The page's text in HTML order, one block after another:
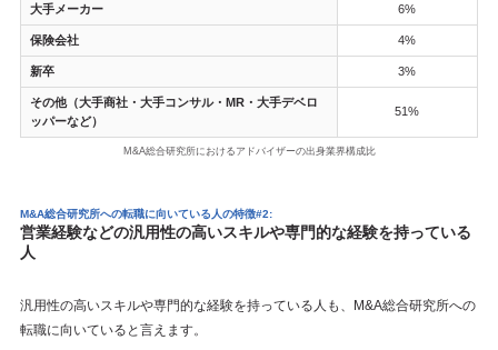
大手メーカー 6%
保険会社 4%
新卒 3%
その他（大手商社・大手コンサル・MR・大手デベロ
ッパーなど）
51%
M&A総合研究所におけるアドバイザーの出身業界構成比
M&A総合研究所への転職に向いている人の特徴#2:
営業経験などの汎用性の高いスキルや専門的な経験を持っている
人
汎用性の高いスキルや専門的な経験を持っている人も、M&A総合研究所への
転職に向いていると言えます。